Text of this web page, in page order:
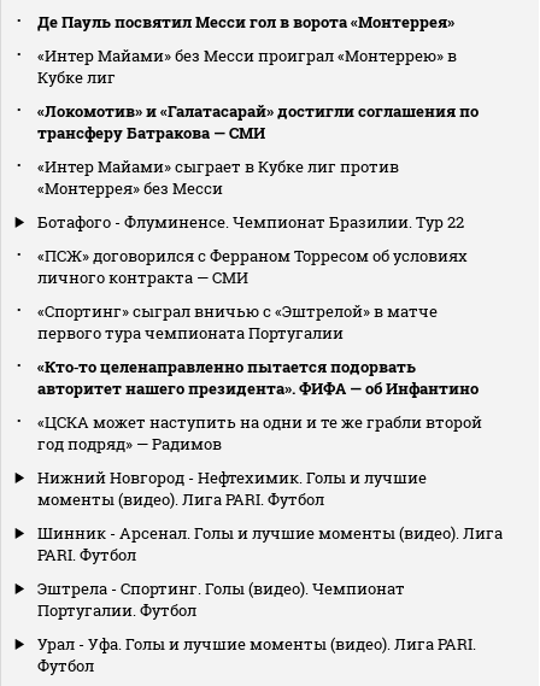
Де Пауль посвятил Месси гол в ворота «Монтеррея»
«Интер Майами» без Месси проиграл «Монтеррею» в
Кубке лиг
«Локомотив» и «Галатасарай» достигли соглашения по
трансферу Батракова — СМИ
«Интер Майами» сыграет в Кубке лиг против
«Монтеррея» без Месси
Ботафого - Флуминенсе. Чемпионат Бразилии. Тур 22
«ПСЖ» договорился с Ферраном Торресом об условиях
личного контракта — СМИ
«Спортинг» сыграл вничью с «Эштрелой» в матче
первого тура чемпионата Португалии
«Кто‑то целенаправленно пытается подорвать
авторитет нашего президента». ФИФА — об Инфантино
«ЦСКА может наступить на одни и те же грабли второй
год подряд» — Радимов
Нижний Новгород - Нефтехимик. Голы и лучшие
моменты (видео). Лига PARI. Футбол
Шинник - Арсенал. Голы и лучшие моменты (видео). Лига
PARI. Футбол
Эштрела - Спортинг. Голы (видео). Чемпионат
Португалии. Футбол
Урал - Уфа. Голы и лучшие моменты (видео). Лига PARI.
Футбол